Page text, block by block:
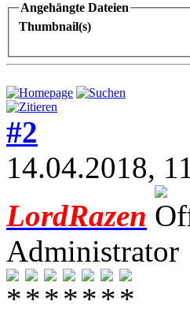
Angehängte Dateien
Thumbnail(s)
#2
14.04.2018,
LordRazen
Administrator